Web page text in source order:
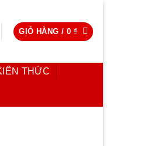
GIỎ HÀNG / 0₫
THỨC